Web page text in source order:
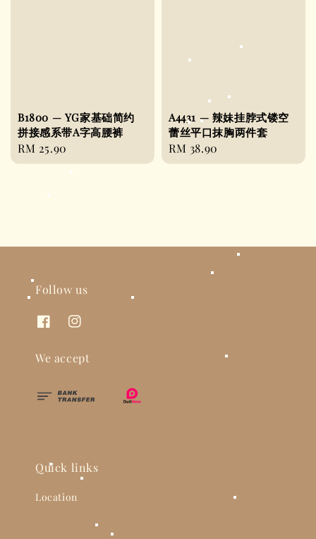
B1800 — YG家基础简约
拼接感系带A字高腰裤
Regular
price
RM 25.90
A4431 — 辣妹挂脖式镂空
蕾丝平口抹胸两件套
Regular
price
RM 38.90
Follow us
We accept
Quick links
Location